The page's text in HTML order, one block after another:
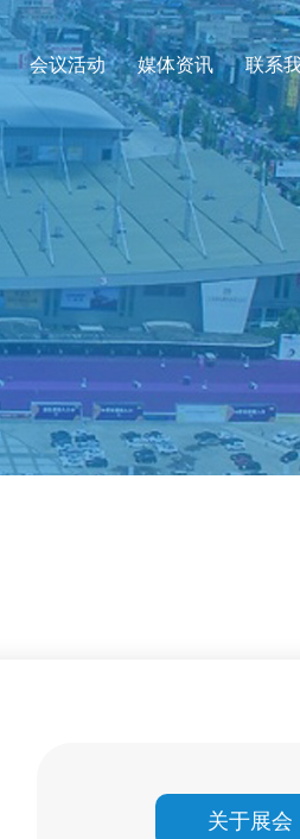
会议活动 媒体资讯 联系
关于展会